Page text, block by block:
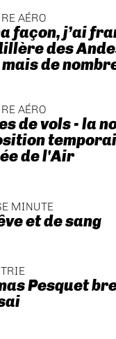
AÉRO
façon, j’ai
des
de
AÉRO
de vols - la
de l'Air
MINUTE
et de sang
Pesquet